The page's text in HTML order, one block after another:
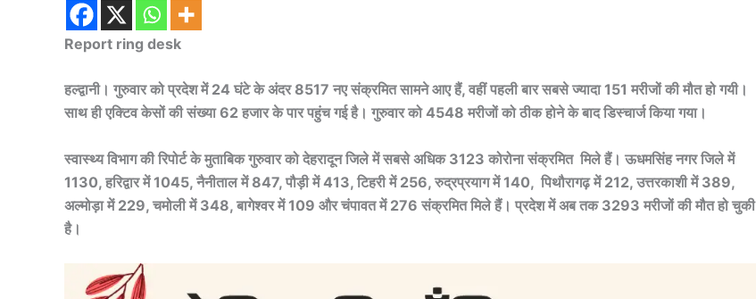
Report ring desk
हल्द्वानी। गुरुवार को प्रदेश में 24 घंटे के अंदर 8517 नए संक्रमित सामने आए हैं, वहीं पहली बार सबसे ज्यादा 151 मरीजों की मौत हो गयी।
साथ ही एक्टिव केसों की संख्या 62 हजार के पार पहुंच गई है। गुरुवार को 4548 मरीजों को ठीक होने के बाद डिस्चार्ज किया गया।
स्वास्थ्य विभाग की रिपोर्ट के मुताबिक गुरुवार को देहरादून जिले में सबसे अधिक 3123 कोरोना संक्रमित मिले हैं। ऊधमसिंह नगर जिले में
1130, हरिद्वार में 1045, नैनीताल में 847, पौड़ी में 413, टिहरी में 256, रुद्रप्रयाग में 140, पिथौरागढ़ में 212, उत्तरकाशी में 389,
अल्मोड़ा में 229, चमोली में 348, बागेश्वर में 109 और चंपावत में 276 संक्रमित मिले हैं। प्रदेश में अब तक 3293 मरीजों की मौत हो चुकी
है।